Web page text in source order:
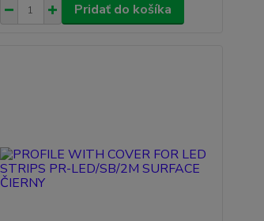
Pridať do košíka